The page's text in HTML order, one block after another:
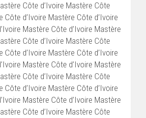
Côte d’Ivoire Mastère Côte
Côte d’Ivoire Mastère Côte d’Ivoire
Mastère Côte d’Ivoire Mastère
Côte d’Ivoire Mastère Côte
Côte d’Ivoire Mastère Côte d’Ivoire
Mastère Côte d’Ivoire Mastère
Côte d’Ivoire Mastère Côte
Côte d’Ivoire Mastère Côte d’Ivoire
Mastère Côte d’Ivoire Mastère
Côte d’Ivoire Mastère Côte